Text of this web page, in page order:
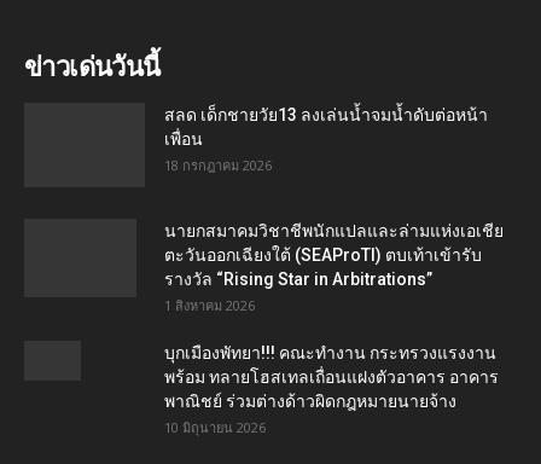
ข่าวเด่นวันนี้
สลด เด็กชายวัย13 ลงเล่นน้ำจมน้ำดับต่อหน้า
เพื่อน
18 กรกฎาคม 2026
นายกสมาคมวิชาชีพนักแปลและล่ามแห่งเอเชีย
ตะวันออกเฉียงใต้ (SEAProTI) ตบเท้าเข้ารับ
รางวัล “Rising Star in Arbitrations”
1 สิงหาคม 2026
บุกเมืองพัทยา!!! คณะทำงาน กระทรวงแรงงาน
พร้อม ทลายโฮสเทลเถื่อนแฝงตัวอาคาร อาคาร
พาณิชย์ ร่วมต่างด้าวผิดกฎหมายนายจ้าง
10 มิถุนายน 2026